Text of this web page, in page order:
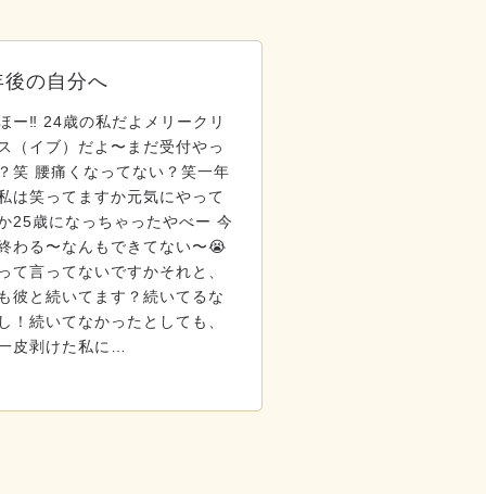
後の自分へ
ー‼️ 24歳の私だよメリークリ
（イブ）だよ〜まだ受付やっ
笑 腰痛くなってない？笑一年
は笑ってますか元気にやって
25歳になっちゃったやべー 今
わる〜なんもできてない〜😭
て言ってないですかそれと、
彼と続いてます？続いてるな
！続いてなかったとしても、
皮剥けた私に…